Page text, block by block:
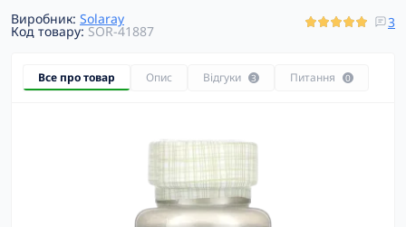
Виробник: Solaray
Код товару:SOR-41887
3
Все про товар Опис Відгуки 3 Питання 0